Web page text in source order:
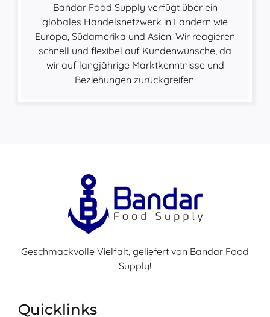
Bandar Food Supply verfügt über ein
globales Handelsnetzwerk in Ländern wie
Europa, Südamerika und Asien. Wir reagieren
schnell und flexibel auf Kundenwünsche, da
wir auf langjährige Marktkenntnisse und
Beziehungen zurückgreifen.
Geschmackvolle Vielfalt, geliefert von Bandar Food
Supply!
Quicklinks